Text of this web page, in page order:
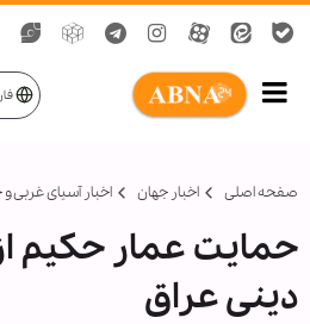
صفحه اصلی اخبار جهان اخبار آسیای غربی و
حمایت عمار حکیم
دینی عراق